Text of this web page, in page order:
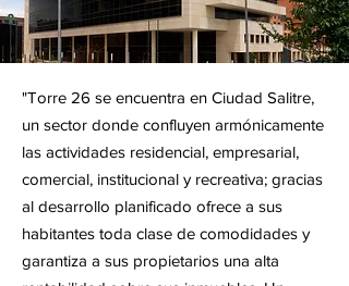
"Torre 26 se encuentra en Ciudad Salitre,
un sector donde confluyen armónicamente
las actividades residencial, empresarial,
comercial, institucional y recreativa; gracias
al desarrollo planificado ofrece a sus
habitantes toda clase de comodidades y
garantiza a sus propietarios una alta